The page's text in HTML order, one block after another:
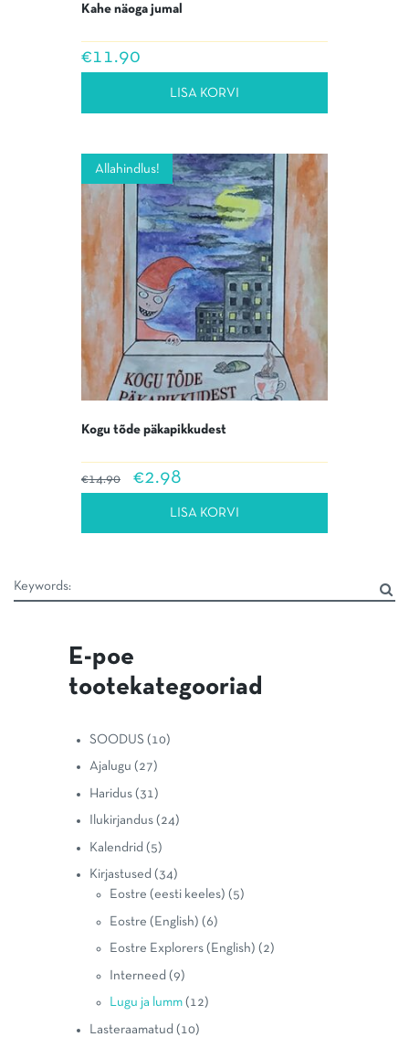
Kahe näoga jumal
€11.90
LISA KORVI
Allahindlus!
Kogu tõde päkapikkudest
€14.90
Algne
hind
€14.90.
€2.98
hind
on:
€2.98.
LISA KORVI
E-poe
tootekategooriad
SOODUS (10)
Ajalugu (27)
Haridus (31)
Ilukirjandus (24)
Kalendrid (5)
Kirjastused (34)
Eostre (eesti keeles) (5)
Eostre (English) (6)
Eostre Explorers (English) (2)
Interneed (9)
Lugu ja lumm (12)
Lasteraamatud (10)